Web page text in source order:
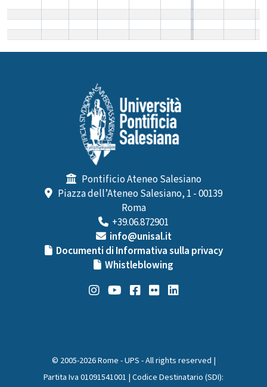
Pontificio Ateneo Salesiano
Piazza dell’Ateneo Salesiano, 1 - 00139
Roma
+39.06.872901
info@unisal.it
Documenti di Informativa sulla privacy
Whistleblowing
© 2005-2026 Rome - UPS - All rights reserved |
Partita Iva 01091541001 | Codice Destinatario (SDI):